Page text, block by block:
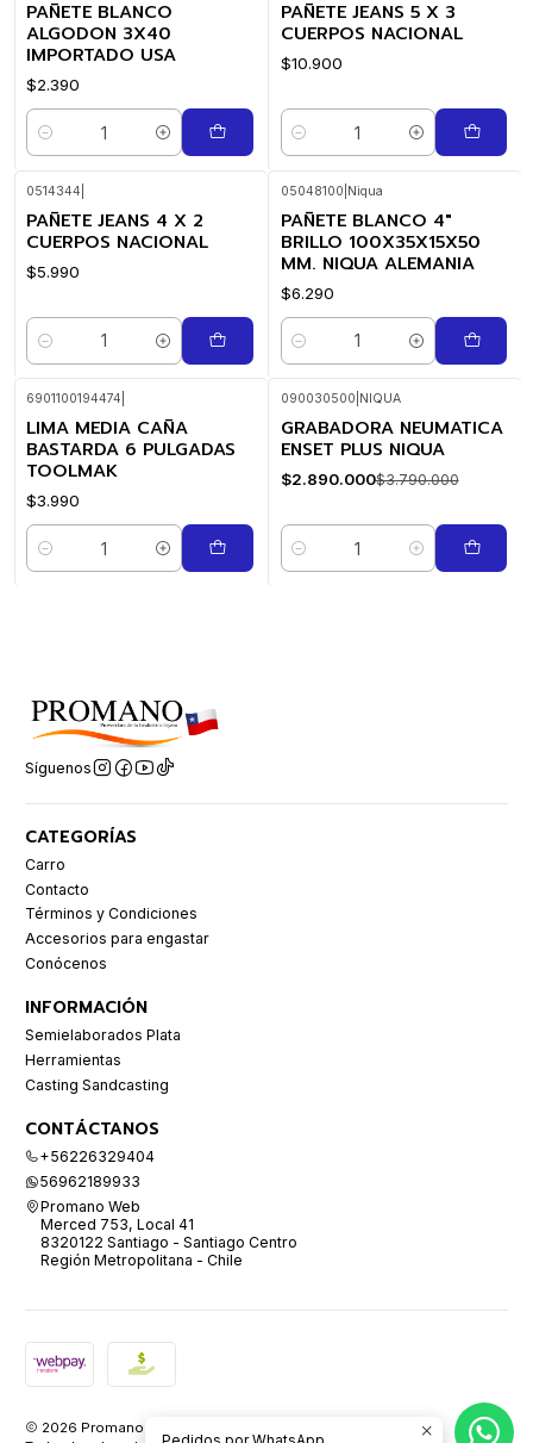
PAÑETE BLANCO
ALGODON 3X40
IMPORTADO USA
$2.390
Cantidad
PAÑETE JEANS 5 X 3
CUERPOS NACIONAL
$10.900
Cantidad
0514344
PAÑETE JEANS 4 X 2
CUERPOS NACIONAL
$5.990
Cantidad
05048100 Niqua
PAÑETE BLANCO 4"
BRILLO 100X35X15X50
MM. NIQUA ALEMANIA
$6.290
Cantidad
6901100194474
LIMA MEDIA CAÑA
BASTARDA 6 PULGADAS
TOOLMAK
$3.990
Cantidad
-24%
OFF
090030500 NIQUA
GRABADORA NEUMATICA
ENSET PLUS NIQUA
$2.890.000$3.790.000
Cantidad
Síguenos
CATEGORÍAS
Carro
Contacto
Términos y Condiciones
Accesorios para engastar
Conócenos
INFORMACIÓN
Semielaborados Plata
Herramientas
Casting Sandcasting
CONTÁCTANOS
+56226329404
56962189933
Promano Web
Merced 753, Local 41
8320122 Santiago - Santiago Centro
Región Metropolitana - Chile
2026 Promano.
Pedidos por WhatsApp